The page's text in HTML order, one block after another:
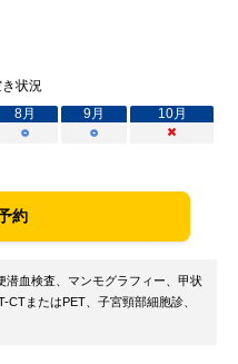
き状況
8月 9月 10月
○
○ ×
約
潜血検査、マンモグラフィー、甲状
またはPET、子宮頸部細胞診、